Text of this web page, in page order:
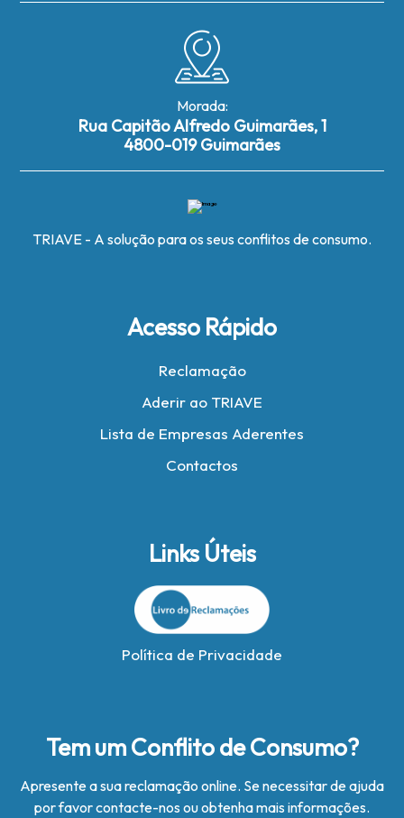
Morada:
Rua Capitão Alfredo Guimarães, 1
4800-019 Guimarães
TRIAVE - A solução para os seus conflitos de consumo.
Acesso Rápido
Reclamação
Aderir ao TRIAVE
Lista de Empresas Aderentes
Contactos
Links Úteis
Política de Privacidade
Tem um Conflito de Consumo?
Apresente a sua reclamação online. Se necessitar de ajuda
por favor contacte-nos ou obtenha mais informações.